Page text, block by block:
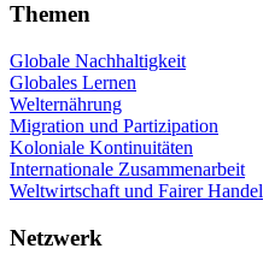
Themen
Globale Nachhaltigkeit
Globales Lernen
Welternährung
Migration und Partizipation
Koloniale Kontinuitäten
Internationale Zusammenarbeit
Weltwirtschaft und Fairer Handel
Netzwerk